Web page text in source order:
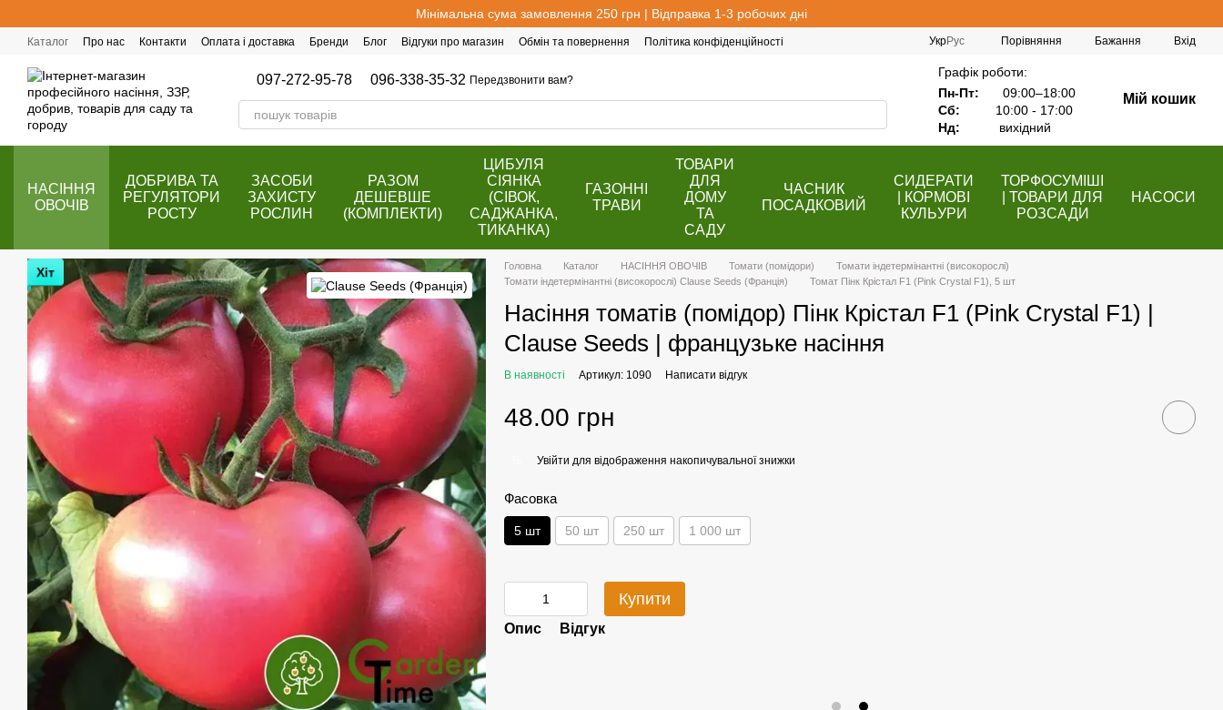
Мінімальна сума замовлення 250 грн | Відправка 1-3 робочих дні
Каталог Про нас Контакти Оплата і доставка Бренди Блог Відгуки про магазин Обмін та повернення
Політика конфіденційності
УкрРус Порівняння Бажання Вхід
097-272-95-78 096-338-35-32 Передзвонити вам?
Графік роботи:
Пн-Пт:
09:00–18:00
Сб:
10:00 - 17:00
Нд:
вихідний
Мій кошик
НАСІННЯ
ОВОЧІВ
ДОБРИВА ТА
РЕГУЛЯТОРИ
РОСТУ
ЗАСОБИ
ЗАХИСТУ
РОСЛИН
РАЗОМ
ДЕШЕВШЕ
(КОМПЛЕКТИ)
ЦИБУЛЯ
СІЯНКА
(СІВОК,
САДЖАНКА,
ТИКАНКА)
ГАЗОННІ
ТРАВИ
ТОВАРИ
ДЛЯ
ДОМУ
ТА
САДУ
ЧАСНИК
ПОСАДКОВИЙ
СИДЕРАТИ
| КОРМОВІ
КУЛЬУРИ
ТОРФОСУМІШІ
| ТОВАРИ ДЛЯ
РОЗСАДИ
НАСОСИ
Хіт Головна Каталог НАСІННЯ ОВОЧІВ Томати (помідори)
Томати індетермінантні (високорослі)
Томати індетермінантні (високорослі) Clause Seeds (Франція)
Томат Пінк Крістал F1 (Pink Crystal F1), 5 шт
Насіння томатів (помідор) Пінк Крістал F1 (Pink Crystal F1) |
Clause Seeds | французьке насіння
В наявності Артикул: 1090 Написати відгук
48.00 грн
Увійти для відображення накопичувальної знижки
Фасовка
5 шт 50 шт 250 шт 1 000 шт
Купити
Опис Відгук